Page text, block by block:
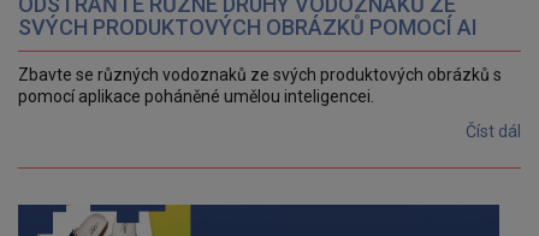
SVÝCH PRODUKTOVÝCH OBRÁZKŮ POMOCÍ AI
Zbavte se různých vodoznaků ze svých produktových obrázků s
pomocí aplikace poháněné umělou inteligencei.
Číst dál